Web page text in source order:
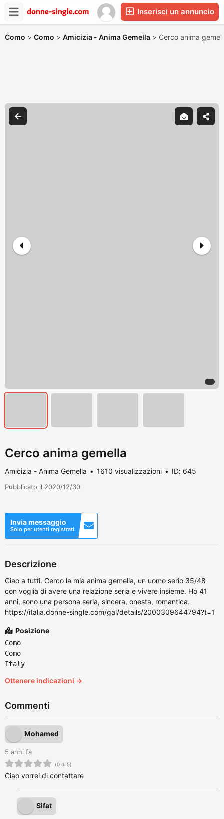
Inserisci un annuncio
Como > Como > Amicizia - Anima Gemella > Cerco anima
Cerco anima gemella
Amicizia - Anima Gemella 1610 visualizzazioni ID: 645
Pubblicato il 2020/12/30
Invia messaggio
Solo per utenti registrati
Descrizione
Ciao a tutti. Cerco la mia anima gemella, un uomo serio 35/48
con voglia di avere una relazione seria e vivere insieme. Ho 41
anni, sono una persona seria, sincera, onesta, romantica.
https://italia.donne-single.com/gal/details/2000309644794?t=1
Posizione
Como
Como
Italy
Ottenere indicazioni →
Commenti
Mohamed
5 anni fa
(0 di 5)
Ciao vorrei di contattare
Sifat